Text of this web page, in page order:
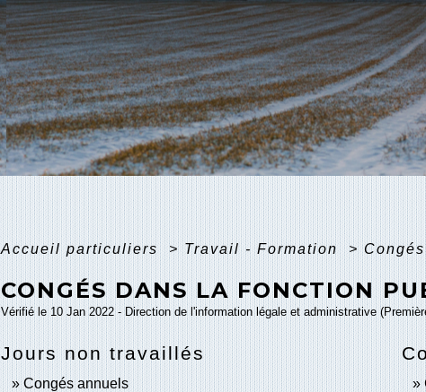
Accueil particuliers > Travail - Formation >
CONGÉS DANS LA FONCTION
Vérifié le 10 Jan 2022 - Direction de l'information légale et administrative
Jours non travaillés
Congés annuels